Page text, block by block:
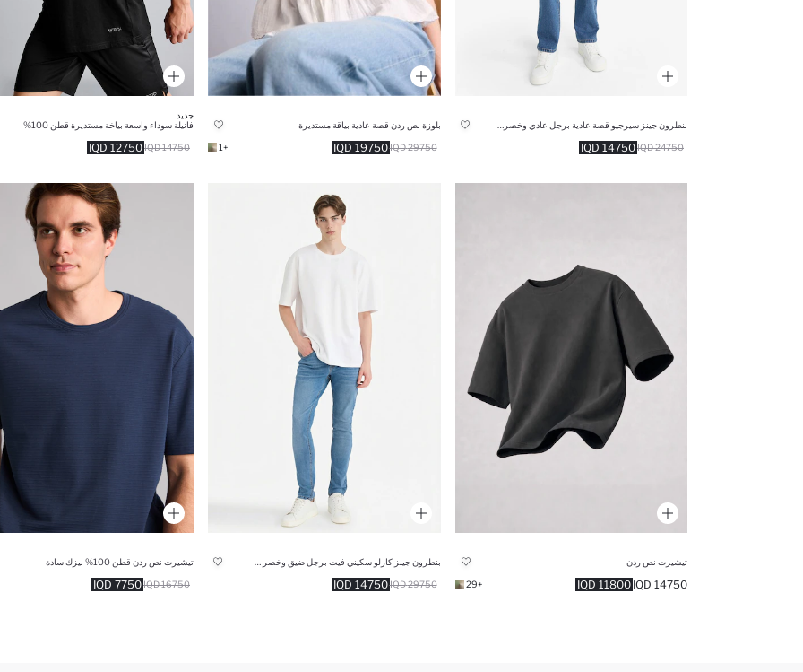
14750 IQD 24750 IQD
بلوزة نص ردن قصة عادية بياقة مستديرة
19750 IQD 29750 IQD
+1
جديد
فانيلة سوداء واسعة بياخة مستديرة قطن 100%
12750 IQD 14750 IQD
تيشيرت نص ردن
11800 IQD 14750 IQD
+29
14750 IQD 29750 IQD
تيشيرت نص ردن قطن 100% بيزك سادة
7750 IQD 16750 IQD